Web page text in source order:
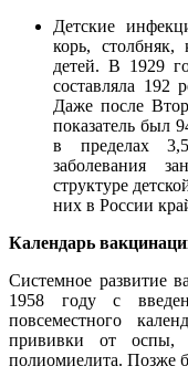
Детские
корь,
детей. В 1929
составляла 192
Даже после
показатель был
в пределах
заболевания
структуре
них в России
Календарь
Системное развитие
1958 году с
повсеместного
прививки от оспы,
полиомиелита. Позже